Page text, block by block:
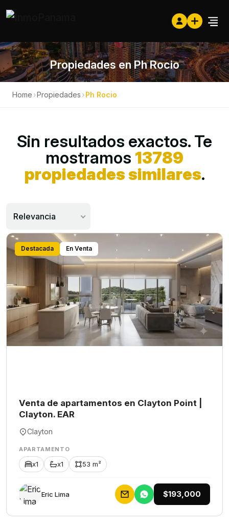
Propiedades en Ph Rocio
Home ›Propiedades ›Ph Rocio
Sin resultados exactos. Te
mostramos 13789
propiedades similares.
Relevancia
Destacada En Venta
Venta de apartamentos en Clayton Point |
Clayton. EAR
Clayton
APARTAMENTO
x1 x1 53 m²
Eric Lima $193,000